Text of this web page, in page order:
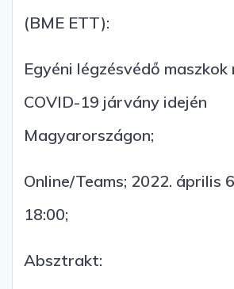
(BME ETT):
Egyéni légzésvédő
COVID-19 járvány idején
Magyarországon;
Online/Teams; 2022. április
18:00;
Absztrakt: